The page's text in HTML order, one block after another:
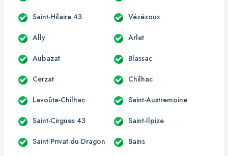
Saint-Hilaire 43 Vézézoux
Ally Arlet
Aubazat Blassac
Cerzat Chilhac
Lavoûte-Chilhac Saint-Austremoine
Saint-Cirgues 43 Saint-Ilpize
Saint-Privat-du-Dragon Bains